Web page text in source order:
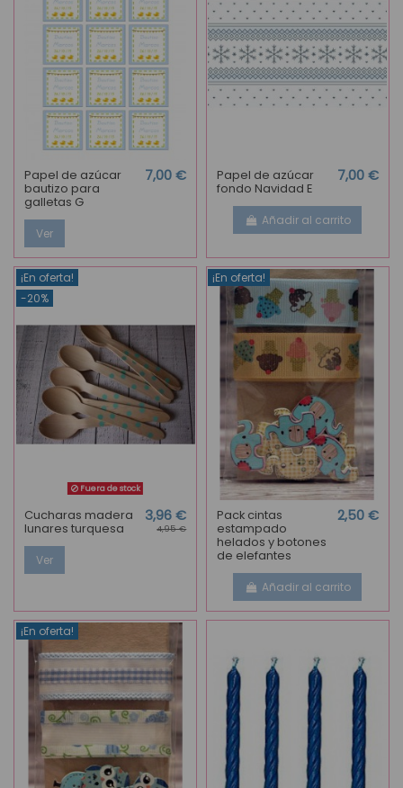
Papel de azúcar
bautizo para
galletas G
7,00 €
Ver
Papel de azúcar
fondo Navidad E
7,00 €
Añadir al carrito
¡En oferta!
-20%
Fuera de stock
Cucharas madera
lunares turquesa
3,96 €
4,95 €
Ver
¡En oferta!
Pack cintas
estampado
helados y botones
de elefantes
2,50 €
Añadir al carrito
¡En oferta!